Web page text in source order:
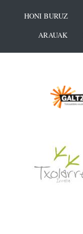
HONI BURUZ
ARAUAK